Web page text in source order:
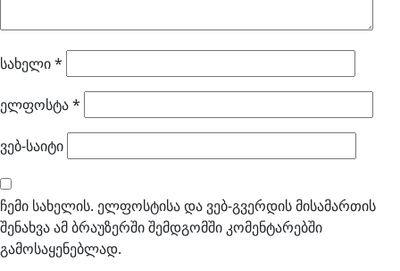
სახელი*
ელფოსტა*
ვებ-საიტი
ჩემი სახელის. ელფოსტისა და ვებ-გვერდის მისამართის
შენახვა ამ ბრაუზერში შემდგომში კომენტარებში
გამოსაყენებლად.